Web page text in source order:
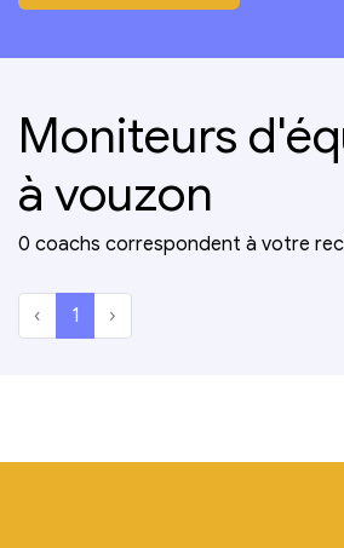
Moniteurs
à vouzon
0 coachs correspondent à votre
‹ 1 ›